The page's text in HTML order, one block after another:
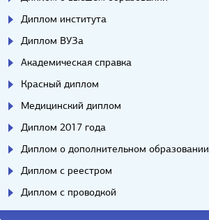
Диплом института
Диплом ВУЗа
Академическая справка
Красный диплом
Медицинский диплом
Диплом 2017 года
Диплом о дополнительном образовании
Диплом с реестром
Диплом с проводкой